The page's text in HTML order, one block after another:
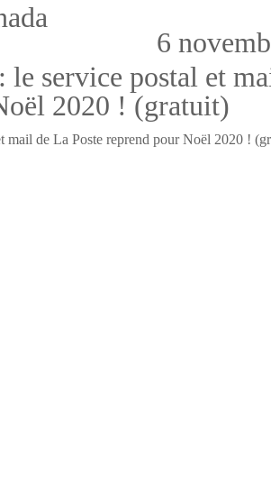
6
le service postal et
2020 ! (gratuit)